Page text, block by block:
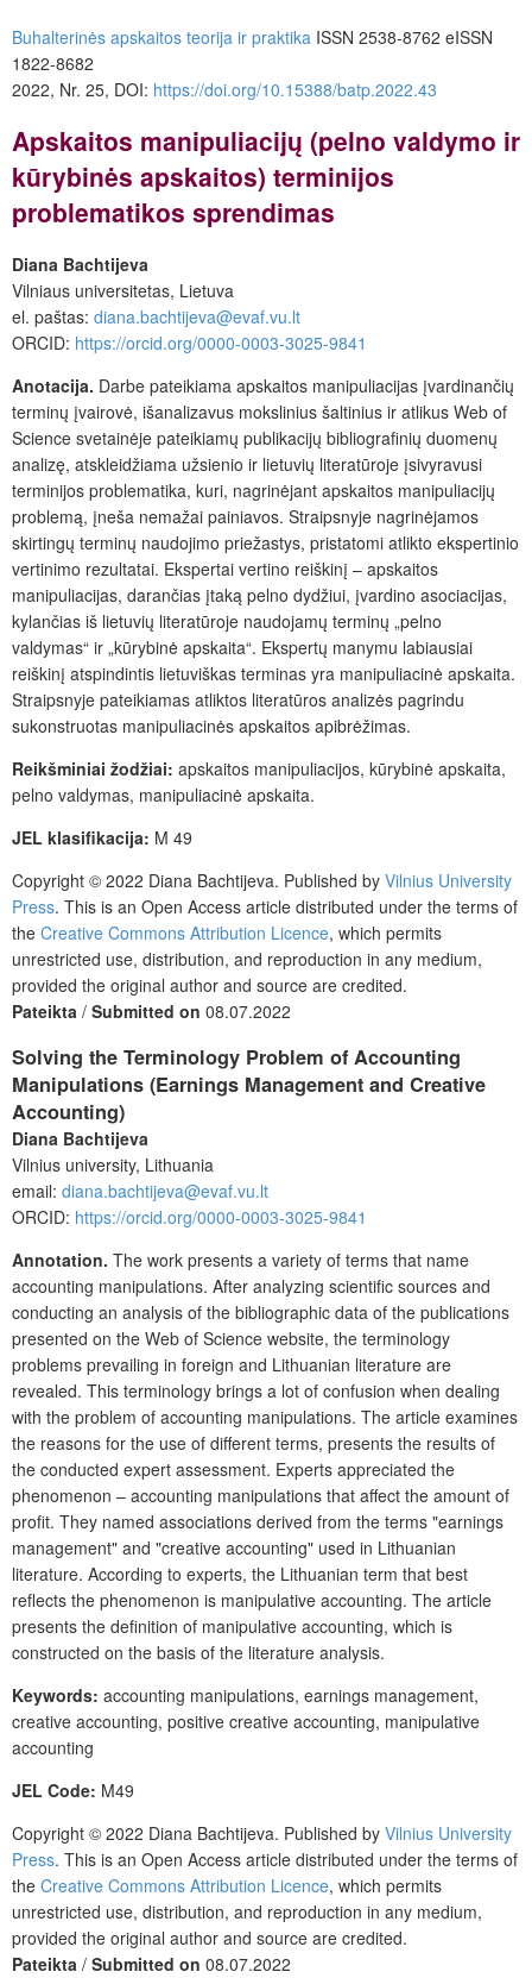
Buhalterinės apskaitos teorija ir praktika ISSN 2538-8762 eISSN
1822-8682
2022, Nr. 25, DOI: https://doi.org/10.15388/batp.2022.43
Apskaitos manipuliacijų (pelno valdymo ir
kūrybinės apskaitos) terminijos
problematikos sprendimas
Diana Bachtijeva
Vilniaus universitetas, Lietuva
el. paštas: diana.bachtijeva@evaf.vu.lt
ORCID: https://orcid.org/0000-0003-3025-9841
Anotacija. Darbe pateikiama apskaitos manipuliacijas įvardinančių
terminų įvairovė, išanalizavus mokslinius šaltinius ir atlikus Web of
Science svetainėje pateikiamų publikacijų bibliografinių duomenų
analizę, atskleidžiama užsienio ir lietuvių literatūroje įsivyravusi
terminijos problematika, kuri, nagrinėjant apskaitos manipuliacijų
problemą, įneša nemažai painiavos. Straipsnyje nagrinėjamos
skirtingų terminų naudojimo priežastys, pristatomi atlikto ekspertinio
vertinimo rezultatai. Ekspertai vertino reiškinį – apskaitos
manipuliacijas, darančias įtaką pelno dydžiui, įvardino asociacijas,
kylančias iš lietuvių literatūroje naudojamų terminų „pelno
valdymas“ ir „kūrybinė apskaita“. Ekspertų manymu labiausiai
reiškinį atspindintis lietuviškas terminas yra manipuliacinė apskaita.
Straipsnyje pateikiamas atliktos literatūros analizės pagrindu
sukonstruotas manipuliacinės apskaitos apibrėžimas.
Reikšminiai žodžiai: apskaitos manipuliacijos, kūrybinė apskaita,
pelno valdymas, manipuliacinė apskaita.
JEL klasifikacija: M 49
Copyright © 2022 Diana Bachtijeva. Published by Vilnius University
Press. This is an Open Access article distributed under the terms of
the Creative Commons Attribution Licence, which permits
unrestricted use, distribution, and reproduction in any medium,
provided the original author and source are credited.
Pateikta / Submitted on 08.07.2022
Solving the Terminology Problem of Accounting
Manipulations (Earnings Management and Creative
Accounting)
Diana Bachtijeva
Vilnius university, Lithuania
email: diana.bachtijeva@evaf.vu.lt
ORCID: https://orcid.org/0000-0003-3025-9841
Annotation. The work presents a variety of terms that name
accounting manipulations. After analyzing scientific sources and
conducting an analysis of the bibliographic data of the publications
presented on the Web of Science website, the terminology
problems prevailing in foreign and Lithuanian literature are
revealed. This terminology brings a lot of confusion when dealing
with the problem of accounting manipulations. The article examines
the reasons for the use of different terms, presents the results of
the conducted expert assessment. Experts appreciated the
phenomenon – accounting manipulations that affect the amount of
profit. They named associations derived from the terms "earnings
management" and "creative accounting" used in Lithuanian
literature. According to experts, the Lithuanian term that best
reflects the phenomenon is manipulative accounting. The article
presents the definition of manipulative accounting, which is
constructed on the basis of the literature analysis.
Keywords: accounting manipulations, earnings management,
creative accounting, positive creative accounting, manipulative
accounting
JEL Code: M49
Copyright © 2022 Diana Bachtijeva. Published by Vilnius University
Press. This is an Open Access article distributed under the terms of
the Creative Commons Attribution Licence, which permits
unrestricted use, distribution, and reproduction in any medium,
provided the original author and source are credited.
Pateikta / Submitted on 08.07.2022